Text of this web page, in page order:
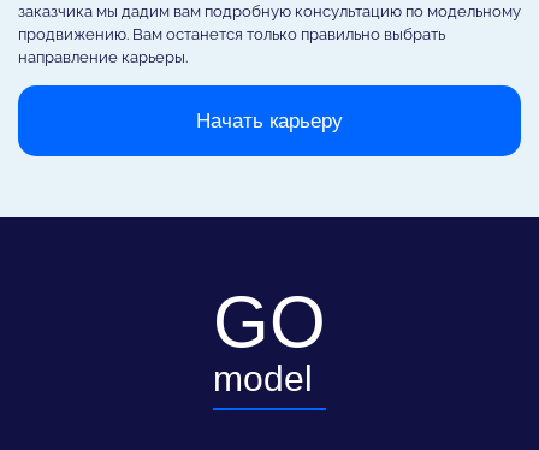
Начать карьеру
заказчика мы дадим вам подробную консультацию по модельному
продвижению. Вам останется только правильно выбрать
направление карьеры.
GO
model